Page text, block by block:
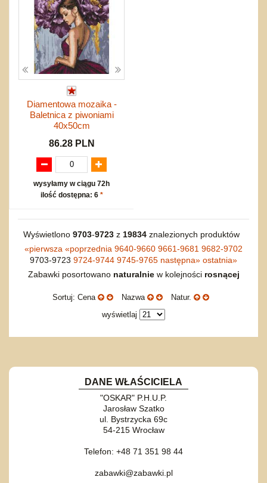
Diamentowa mozaika -
Baletnica z piwoniami
40x50cm
86.28 PLN
wysyłamy w ciągu 72h
ilość dostępna: 6 *
Wyświetlono 9703-9723z 19834znalezionych produktów
«pierwsza «poprzednia 9640-9660 9661-9681 9682-9702
9703-9723 9724-9744 9745-9765 następna» ostatnia»
Zabawki posortowano naturalniew kolejności rosnącej
Sortuj: Cena Nazwa
Natur.
wyświetlaj
DANE WŁAŚCICIELA
"OSKAR" P.H.U.P.
Jarosław Szatko
ul. Bystrzycka 69c
54-215 Wrocław
Telefon: +48 71 351 98 44
zabawki@zabawki.pl